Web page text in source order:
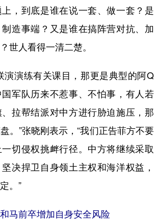
，到底是谁在说一套、做一套？是
造事端？又是谁在搞阵营对抗、加
世人看得一清二楚。
演练有关课目，那更是典型的阿Q
军队历来不惹事、不怕事，有人若
拉帮结派对中方进行胁迫施压，那
。”张晓刚表示，“我们正告菲方不要
切侵权挑衅行径。中方将继续采取
决捍卫自身领土主权和海洋权益，
。”
马前卒增加自身安全风险